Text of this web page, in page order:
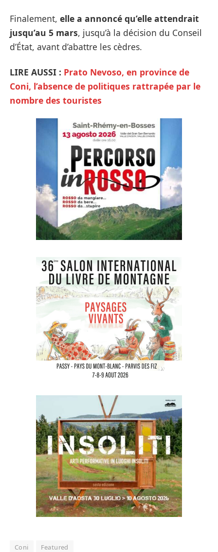
Finalement, elle a annoncé qu’elle attendrait
jusqu’au 5 mars, jusqu’à la décision du Conseil
d’État, avant d’abattre les cèdres.
LIRE AUSSI : Prato Nevoso, en province de
Coni, l’absence de politiques rattrapée par le
nombre des touristes
Coni Featured